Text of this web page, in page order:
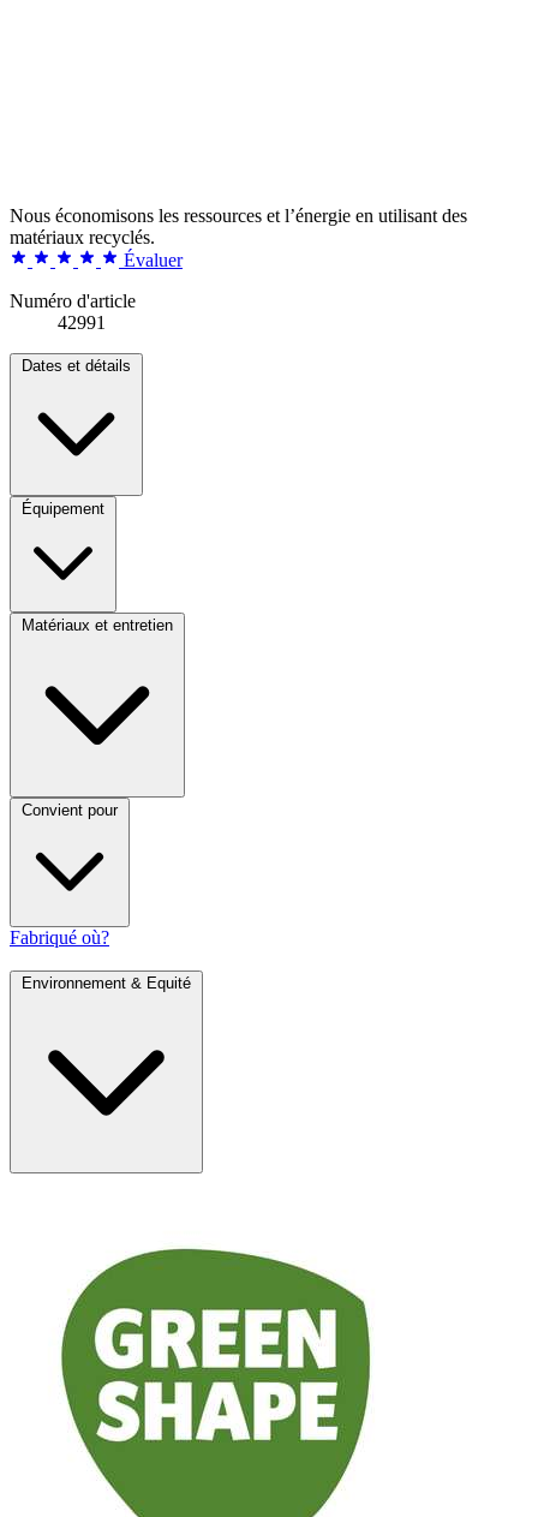
Nous économisons les ressources et l’énergie en utilisant des
matériaux recyclés.
Évaluer
Numéro d'article
42991
Dates et détails
Équipement
Matériaux et entretien
Convient pour
Fabriqué où?
Environnement & Equité